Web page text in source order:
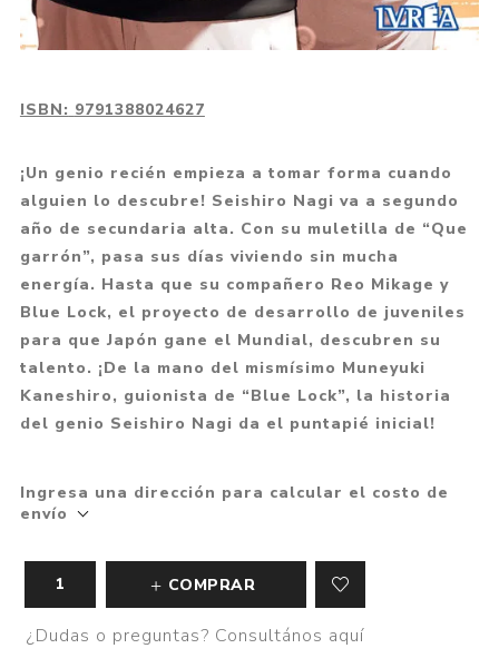
ISBN: 9791388024627
¡Un genio recién empieza a tomar forma cuando
alguien lo descubre! Seishiro Nagi va a segundo
año de secundaria alta. Con su muletilla de “Que
garrón”, pasa sus días viviendo sin mucha
energía. Hasta que su compañero Reo Mikage y
Blue Lock, el proyecto de desarrollo de juveniles
para que Japón gane el Mundial, descubren su
talento. ¡De la mano del mismísimo Muneyuki
Kaneshiro, guionista de “Blue Lock”, la historia
del genio Seishiro Nagi da el puntapié inicial!
Ingresa una dirección para calcular el costo de
envío
COMPRAR
¿Dudas o preguntas? Consultános aquí